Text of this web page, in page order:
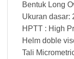
Bentuk Long
Ukuran dasar:
HPTT : High
Helm doble
Tali